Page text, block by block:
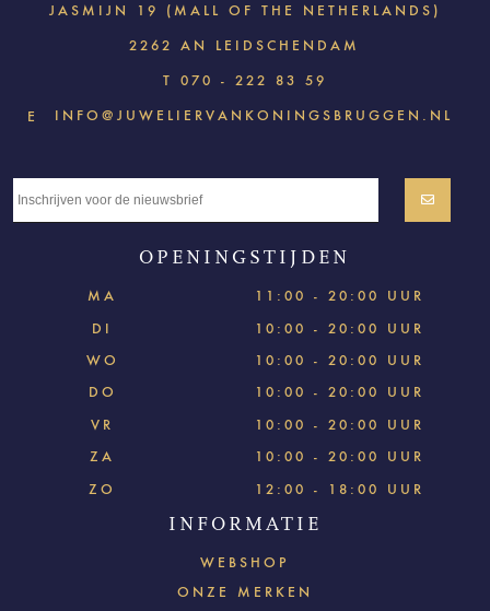
JASMIJN 19 (MALL OF THE NETHERLANDS)
2262 AN LEIDSCHENDAM
T 070 - 222 83 59
E INFO@JUWELIERVANKONINGSBRUGGEN.NL
OPENINGSTIJDEN
MA
11:00 - 20:00 UUR
DI
10:00 - 20:00 UUR
WO
10:00 - 20:00 UUR
DO
10:00 - 20:00 UUR
VR
10:00 - 20:00 UUR
ZA
10:00 - 20:00 UUR
ZO
12:00 - 18:00 UUR
INFORMATIE
WEBSHOP
ONZE MERKEN